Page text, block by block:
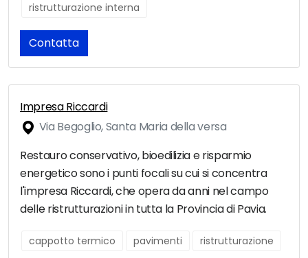
ristrutturazione interna
Contatta
Impresa Riccardi
Via Begoglio, Santa Maria della versa
Restauro conservativo, bioedilizia e risparmio
energetico sono i punti focali su cui si concentra
l'impresa Riccardi, che opera da anni nel campo
delle ristrutturazioni in tutta la Provincia di Pavia.
cappotto termico pavimenti ristrutturazione